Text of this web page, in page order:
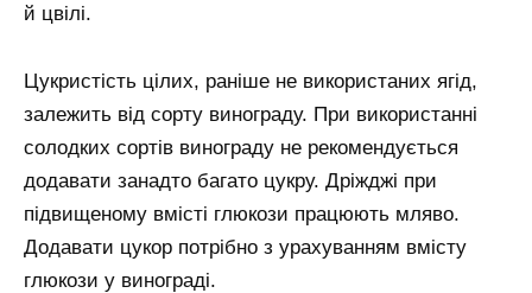
й цвілі.
Цукристість цілих, раніше не використаних ягід,
залежить від сорту винограду. При використанні
солодких сортів винограду не рекомендується
додавати занадто багато цукру. Дріжджі при
підвищеному вмісті глюкози працюють мляво.
Додавати цукор потрібно з урахуванням вмісту
глюкози у винограді.